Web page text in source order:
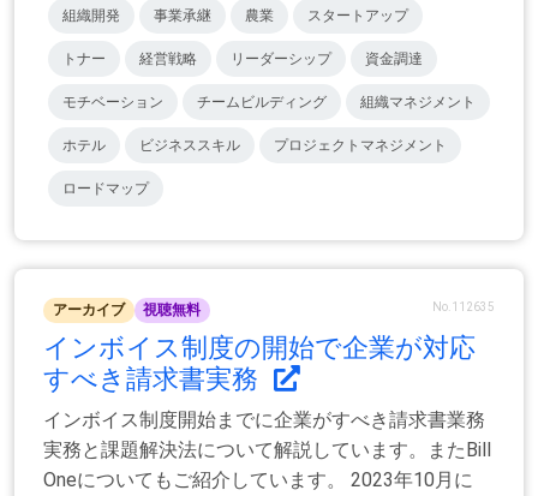
組織開発 事業承継 農業 スタートアップ
トナー 経営戦略 リーダーシップ 資金調達
モチベーション チームビルディング 組織マネジメント
ホテル ビジネススキル プロジェクトマネジメント
ロードマップ
アーカイブ 視聴無料 No.112635
インボイス制度の開始で企業が対応
すべき請求書実務
インボイス制度開始までに企業がすべき請求書業務
実務と課題解決法について解説しています。またBill
Oneについてもご紹介しています。 2023年10月に